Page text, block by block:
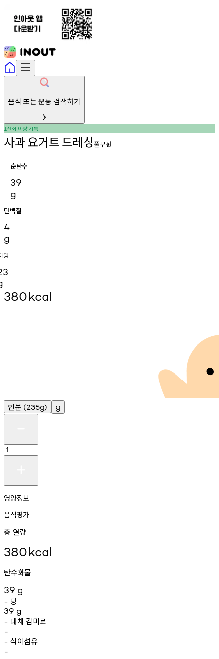
음식 또는 운동 검색하기
1천회 이상기록
사과요거트드레싱풀무원
순탄수
39
g
단백질
4
g
방
380kcal
인분 (235g) g
영양정보
음식평가
총 열량
380kcal
탄수화물
39 g
- 당
39 g
- 대체 감미료
-
- 식이섬유
-